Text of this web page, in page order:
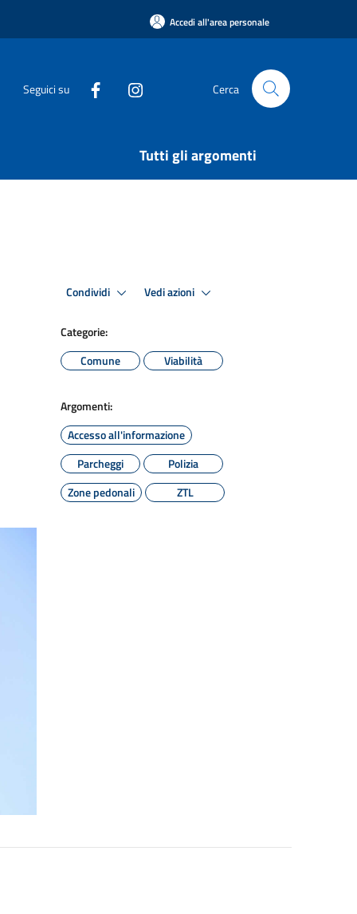
Accedi all'area personale
Seguici su Cerca
Tutti gli argomenti
Condividi Vedi azioni
Categorie:
Comune
Viabilità
Argomenti:
Accesso all'informazione
Parcheggi
Polizia
Zone pedonali
ZTL